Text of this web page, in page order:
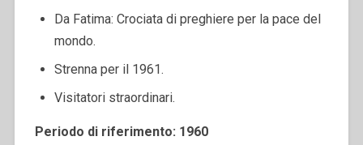
Da Fatima: Crociata di preghiere per la pace del
mondo.
Strenna per il 1961.
Visitatori straordinari.
Periodo di riferimento: 1960